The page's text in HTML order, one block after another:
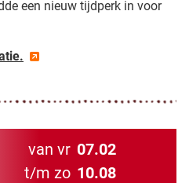
een nieuw tijdperk in voor
van vr 07.02
t/m zo 10.08